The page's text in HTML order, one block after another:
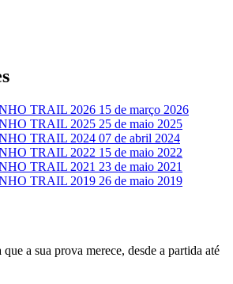
TRAIL 2026 15 de março 2026
TRAIL 2025 25 de maio 2025
TRAIL 2024 07 de abril 2024
TRAIL 2022 15 de maio 2022
TRAIL 2021 23 de maio 2021
TRAIL 2019 26 de maio 2019
a sua prova merece, desde a partida até